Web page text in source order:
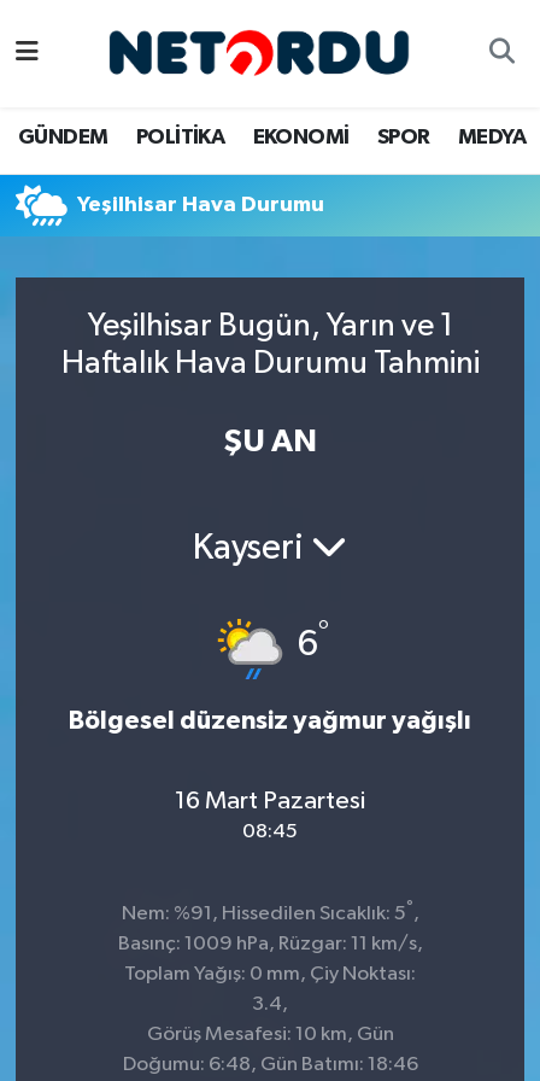
GÜNDEM POLİTİKA EKONOMİ SPOR MEDYA
Yeşilhisar Hava Durumu
Yeşilhisar Bugün, Yarın ve 1
Haftalık Hava Durumu Tahmini
ŞU AN
Kayseri
6°
Bölgesel düzensiz yağmur yağışlı
16 Mart Pazartesi
08:45
Nem: %91, Hissedilen Sıcaklık: 5° ,
Basınç: 1009 hPa, Rüzgar: 11 km/s,
Toplam Yağış: 0 mm, Çiy Noktası:
3.4,
Görüş Mesafesi: 10 km, Gün
Doğumu: 6:48, Gün Batımı: 18:46
DÜNYA
EĞİTİM
EKONOMİ
KULTUR-SANAT
MAGAZİN
POLİTİKA
SAĞLIK
Namaz Vakitleri
Trafik Durumu
Süper Lig Puan Durumu ve Fikstür
Son Dakika Haberleri